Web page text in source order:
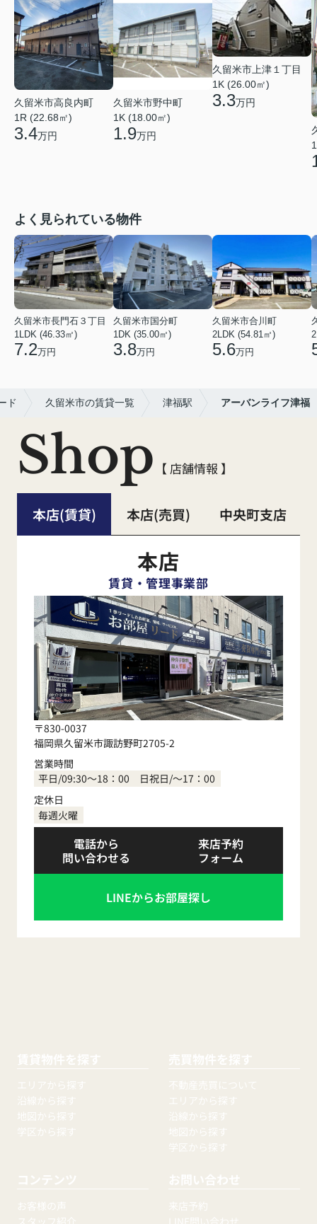
久留米市高良内町
1R (22.68㎡)
3.4万円
久留米市野中町
1K (18.00㎡)
1.9万円
久留米市上津１丁目
1K (26.00㎡)
3.3万円
よく見られている物件
久留米市長門石３丁目
1LDK (46.33㎡)
7.2万円
久留米市国分町
1DK (35.00㎡)
3.8万円
久留米市合川町
2LDK (54.81㎡)
5.6万円
ド 久留米市の賃貸一覧 津福駅 アーバンライフ津福
Shop 【 店舗情報 】
本店(賃貸) 本店(売買) 中央町支店
本店
賃貸・管理事業部
〒830-0037
福岡県久留米市諏訪野町2705-2
営業時間
平日/09:30～18：00 日祝日/～17：00
定休日
毎週火曜
電話から
問い合わせる
来店予約
フォーム
LINEからお部屋探し
賃貸物件を探す
エリアから探す
沿線から探す
地図から探す
学区から探す
売買物件を探す
不動産売買について
エリアから探す
沿線から探す
地図から探す
学区から探す
コンテンツ
お客様の声
スタッフ紹介
お問い合わせ
来店予約
LINE問い合わせ